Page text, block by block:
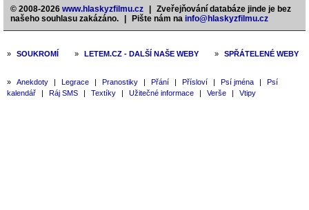
© 2008-2026 www.hlaskyzfilmu.cz
Zveřejňování databáze jinde je bez
našeho souhlasu zakázáno.
Pište nám na info@hlaskyzfilmu.cz
» SOUKROMÍ » LETEM.CZ - DALŠÍ NAŠE WEBY » SPŘÁTELENÉ WEBY
» Anekdoty | Legrace | Pranostiky | Přání | Přísloví | Psí jména |
Psí
kalendář
| Ráj SMS | Textíky | Užitečné informace | Verše | Vtipy